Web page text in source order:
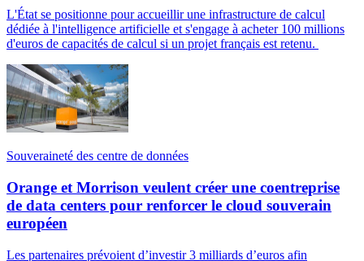
L'État se positionne pour accueillir une infrastructure de calcul
dédiée à l'intelligence artificielle et s'engage à acheter 100 millions
d'euros de capacités de calcul si un projet français est retenu.
Souveraineté des centre de données
Orange et Morrison veulent créer une coentreprise
de data centers pour renforcer le cloud souverain
européen
Les partenaires prévoient d’investir 3 milliards d’euros afin